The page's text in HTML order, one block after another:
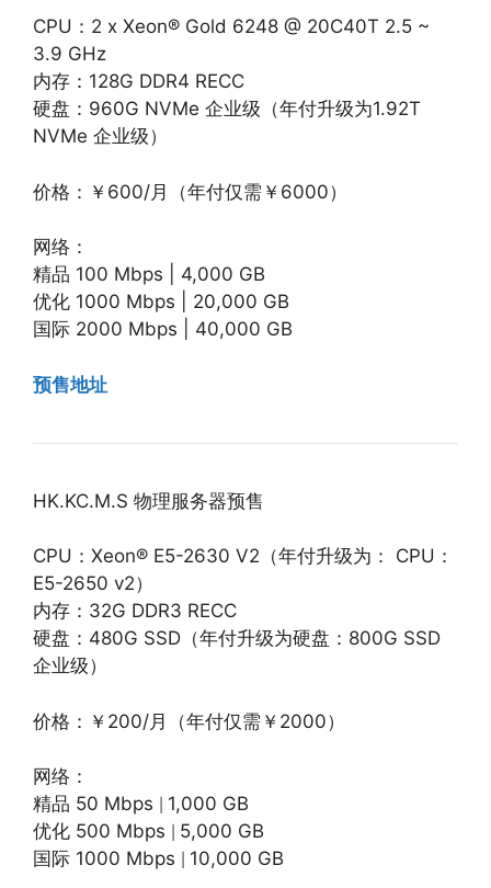
CPU：2 x Xeon® Gold 6248 @ 20C40T 2.5 ~
3.9 GHz
内存：128G DDR4 RECC
硬盘：960G NVMe 企业级（年付升级为1.92T
NVMe 企业级）
价格：￥600/月（年付仅需￥6000）
网络：
精品 100 Mbps | 4,000 GB
优化 1000 Mbps | 20,000 GB
国际 2000 Mbps | 40,000 GB
预售地址
HK.KC.M.S 物理服务器预售
CPU：Xeon® E5-2630 V2（年付升级为： CPU：
E5-2650 v2）
内存：32G DDR3 RECC
硬盘：480G SSD（年付升级为硬盘：800G SSD
企业级）
价格：￥200/月（年付仅需￥2000）
网络：
精品 50 Mbps
1,000 GB
优化 500 Mbps
5,000 GB
国际 1000 Mbps
10,000 GB